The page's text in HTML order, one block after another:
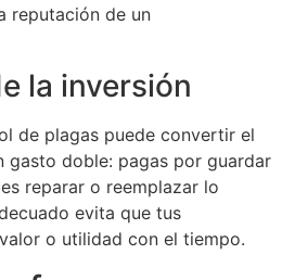
reputación de un
la inversión
de plagas puede convertir el
gasto doble: pagas por guardar
reparar o reemplazar lo
evita que tus
o utilidad con el tiempo.